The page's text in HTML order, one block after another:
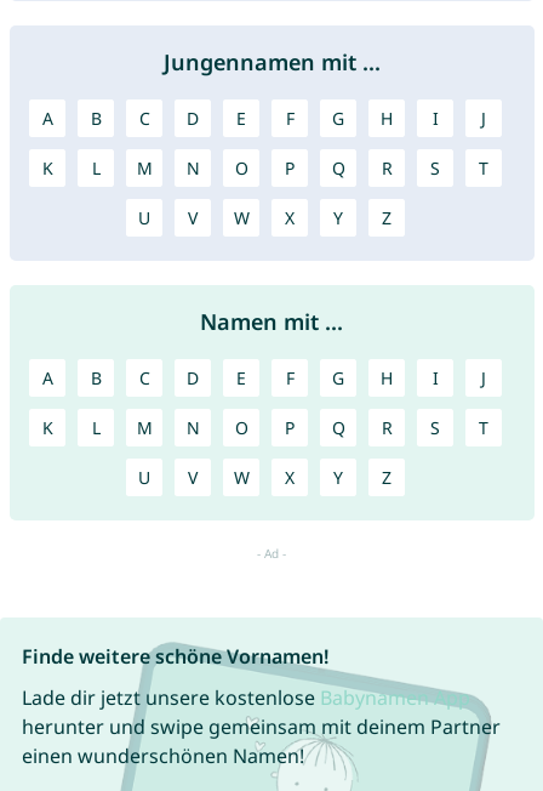
Jungennamen mit ...
A B C D E F G H I J
K L M N O P Q R S T
U V W X Y Z
Namen mit ...
A B C D E F G H I J
K L M N O P Q R S T
U V W X Y Z
Finde weitere schöne Vornamen!
Lade dir jetzt unsere kostenlose Babynamen App
herunter und swipe gemeinsam mit deinem Partner
einen wunderschönen Namen!